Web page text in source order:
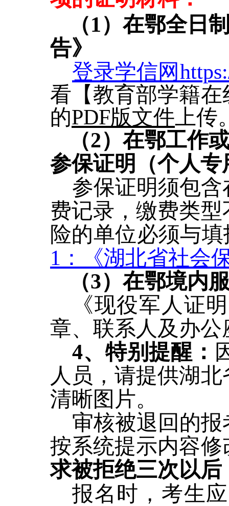
（1）在鄂全日
告》
登录学信网
看【教育部学籍
的PDF版文件 上传
（2）在鄂工作
参保证明（个人专
参保证明须包含
费记录，缴费类
险的单位必须与
1：《湖北省社会
（3）在鄂境内
《现役军人证
章、联系人及办
4、特别提醒：
人员，请提供湖北
清晰图片。
审核被退回的
按系统提示内容
求被拒绝三次以
报名时，考生